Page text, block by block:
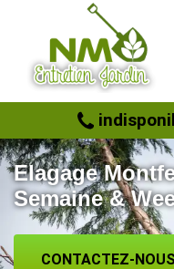
Elagage
Semaine &
CONTACTEZ-NOUS